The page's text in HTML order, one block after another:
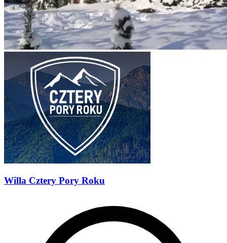
Willa Cztery Pory Roku